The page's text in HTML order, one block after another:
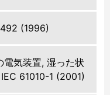
(1996)
気装置, 湿った状
61010-1 (2001)